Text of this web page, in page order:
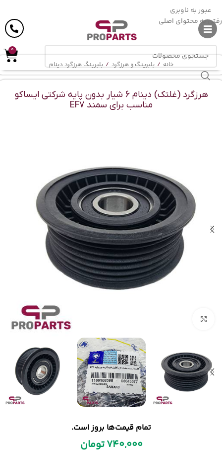
عبور به ناوبری
رفتن به محتوای اصلی
ارسال رایگان
0
خانه/بلبرینگ و هرزگرد/بلبرینگ هرزگرد دینام
هرزگرد (غلتک) دینام 6 شیار بدون پایه شرکتی ایساکو
مناسب برای سمند EF7
تمام قیمت‌ها بروز است.
740,000تومان